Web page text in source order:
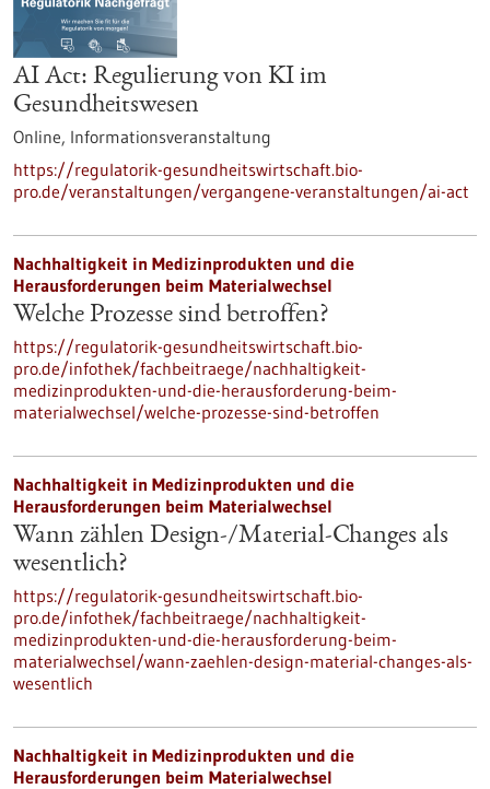
AI Act: Regulierung von KI im
Gesundheitswesen
Online, Informationsveranstaltung
https://regulatorik-gesundheitswirtschaft.bio-
pro.de/veranstaltungen/vergangene-veranstaltungen/ai-act
Nachhaltigkeit in Medizinprodukten und die
Herausforderungen beim Materialwechsel
Welche Prozesse sind betroffen?
https://regulatorik-gesundheitswirtschaft.bio-
pro.de/infothek/fachbeitraege/nachhaltigkeit-
medizinprodukten-und-die-herausforderung-beim-
materialwechsel/welche-prozesse-sind-betroffen
Nachhaltigkeit in Medizinprodukten und die
Herausforderungen beim Materialwechsel
Wann zählen Design-/Material-Changes als
wesentlich?
https://regulatorik-gesundheitswirtschaft.bio-
pro.de/infothek/fachbeitraege/nachhaltigkeit-
medizinprodukten-und-die-herausforderung-beim-
materialwechsel/wann-zaehlen-design-material-changes-als-
wesentlich
Nachhaltigkeit in Medizinprodukten und die
Herausforderungen beim Materialwechsel